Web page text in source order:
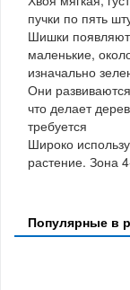
пучки по пять
Шишки
маленькие,
изначально
Они
что делает
требуется
Широко
растение. Зона
Популярные в